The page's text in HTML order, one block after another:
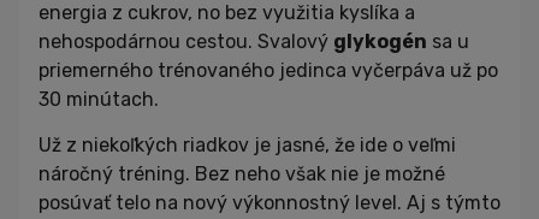
energia z cukrov, no bez využitia kyslíka a
nehospodárnou cestou. Svalový glykogén sa u
priemerného trénovaného jedinca vyčerpáva už po
30 minútach.
Už z niekoľkých riadkov je jasné, že ide o veľmi
náročný tréning. Bez neho však nie je možné
posúvať telo na nový výkonnostný level. Aj s týmto